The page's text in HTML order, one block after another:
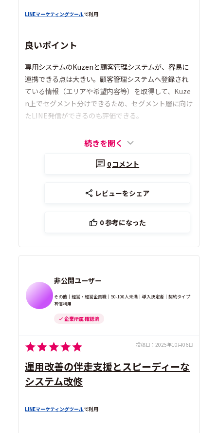
LINEマーケティングツールで利用
良いポイント
専用システムのKuzenと顧客管理システムが、容易に
連携できる点は大きい。顧客管理システムへ登録され
ている情報（エリアや希望内容等）を取得して、Kuze
n上でセグメント分けできるため、セグメント層に向け
たLINE発信ができるのも評価できる。
続きを開く
0コメント
レビューをシェア
0参考になった
非公開ユーザー
その他｜経営・経営企画職｜50-100人未満｜導入決定者｜契約タイプ
有償利用
企業所属 確認済
投稿日： 2025年10月06日
運用改善の伴走支援とスピーディーな
システム改修
LINEマーケティングツールで利用